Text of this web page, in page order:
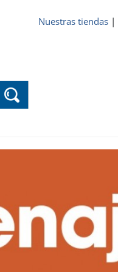
Nuestras tiendas |